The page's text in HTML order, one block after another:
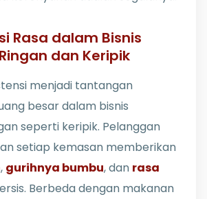
Rasa dalam Bisnis
dan Keripik
menjadi tantangan
besar dalam bisnis
seperti keripik. Pelanggan
setiap kemasan memberikan
, gurihnya bumbu, dan rasa
Berbeda dengan makanan